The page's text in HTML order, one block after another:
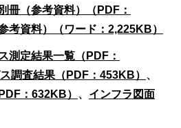
別冊（参考資料）（PDF：
考資料）（ワード：2,225KB）
測定結果一覧（PDF：
調査結果（PDF：453KB） 、
：632KB） 、 インフラ図面